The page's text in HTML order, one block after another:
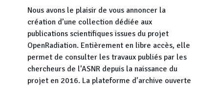
Nous avons le plaisir de vous annoncer la
création d’une collection dédiée aux
publications scientifiques issues du projet
OpenRadiation. Entièrement en libre accès, elle
permet de consulter les travaux publiés par les
chercheurs de l’ASNR depuis la naissance du
projet en 2016. La plateforme d’archive ouverte